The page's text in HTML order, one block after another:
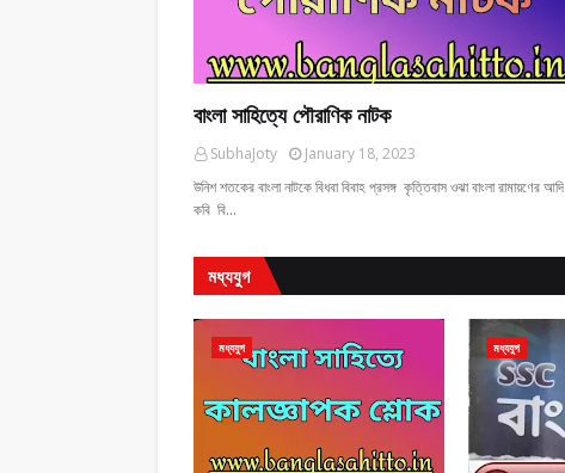
বাংলা সাহিত্যে পৌরাণিক নাটক
SubhaJoty
January 18, 2023
উনিশ শতকের বাংলা নাটকে বিধবা বিবাহ প্রসঙ্গ কৃত্তিবাস ওঝা বাংলা রামায়ণের আদি
কবি বি…
মধ্যযুগ
মধ্যযুগ মধ্যযুগ